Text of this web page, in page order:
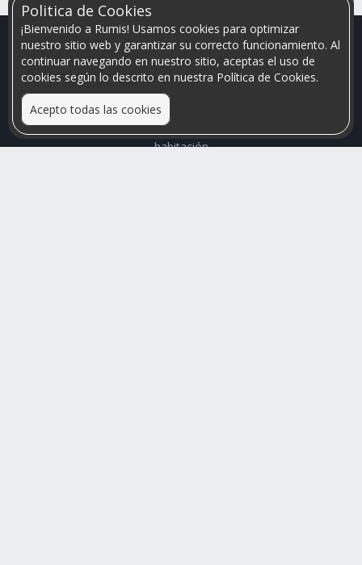
Politica de Cookies
¡Bienvenido a Rumis! Usamos cookies para optimizar
nuestro sitio web y garantizar su correcto funcionamiento. Al
continuar navegando en nuestro sitio, aceptas el uso de
cookies según lo descrito en nuestra Política de Cookies.
Acepto todas las cookies
Relacionamos personas que arriendan con las que buscan una
habitación